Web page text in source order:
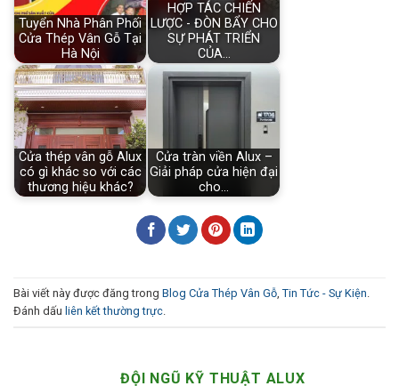
Tuyển Nhà Phân Phối
Cửa Thép Vân Gỗ Tại
Hà Nội
HỢP TÁC CHIẾN
LƯỢC - ĐÒN BẨY CHO
SỰ PHÁT TRIỂN
CỦA…
Cửa thép vân gỗ Alux
có gì khác so với các
thương hiệu khác?
Cửa tràn viền Alux –
Giải pháp cửa hiện đại
cho…
Bài viết này được đăng trong Blog Cửa Thép Vân Gỗ Tin Tức - Sự Kiện
Đánh dấu liên kết thường trực
ĐỘI NGŨ KỸ THUẬT ALUX